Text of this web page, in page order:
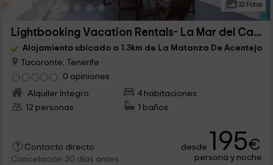
32 Fotos
Lightbooking Vacation Rentals- La Mar del Caletón
Alojamiento ubicado a 1.3km de La Matanza De Acentejo
Tacoronte, Tenerife
0 opiniones
Alquiler íntegro
4 habitaciones
12 personas
1 baños
Contacto directo
Cancelación 30 días antes
desde 195€
persona y noche